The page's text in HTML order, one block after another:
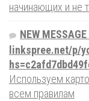
начинающих и не
NEW
linkspree.net/p/
Используем
всем правилам